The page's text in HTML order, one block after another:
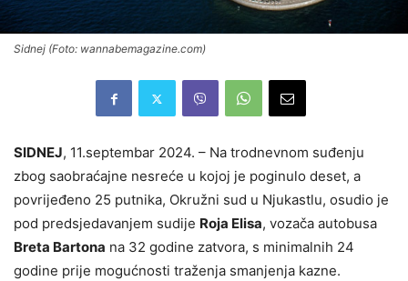
Sidnej (Foto: wannabemagazine.com)
SIDNEJ, 11.septembar 2024. – Na trodnevnom suđenju
zbog saobraćajne nesreće u kojoj je poginulo deset, a
povrijeđeno 25 putnika, Okružni sud u Njukastlu, osudio je
pod predsjedavanjem sudije Roja Elisa, vozača autobusa
Breta Bartona na 32 godine zatvora, s minimalnih 24
godine prije mogućnosti traženja smanjenja kazne.